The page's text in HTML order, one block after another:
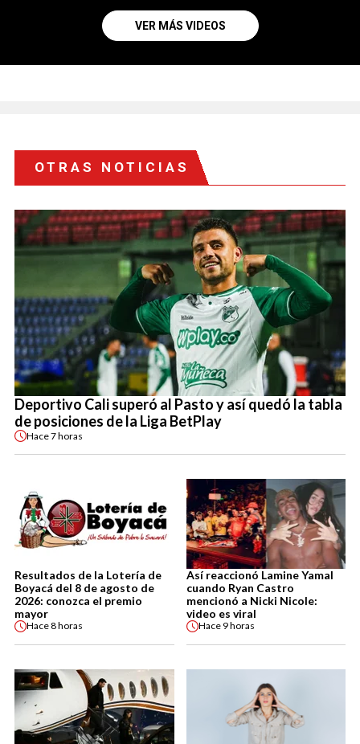
VER MÁS VIDEOS
OTRAS NOTICIAS
Deportivo Cali superó al Pasto y así quedó la tabla
de posiciones de la Liga BetPlay
Hace7 horas
Resultados de la Lotería de
Boyacá del 8 de agosto de
2026: conozca el premio
mayor
Hace8 horas
Así reaccionó Lamine Yamal
cuando Ryan Castro
mencionó a Nicki Nicole:
video es viral
Hace 9 horas